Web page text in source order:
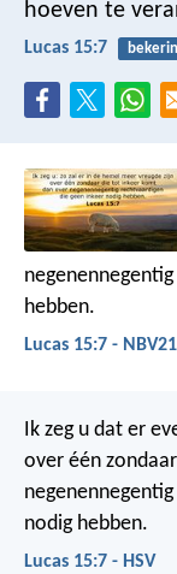
hoeven te
Lucas 15:7
hebben.
Lucas 15:7 - NBV21
Ik zeg u dat er
over één
nodig hebben.
Lucas 15:7 - HSV